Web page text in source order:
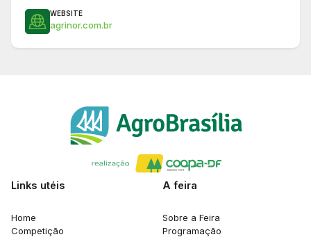
WEBSITE
agrinor.com.br
Links utéis
Home
Competição
A feira
Sobre a Feira
Programação